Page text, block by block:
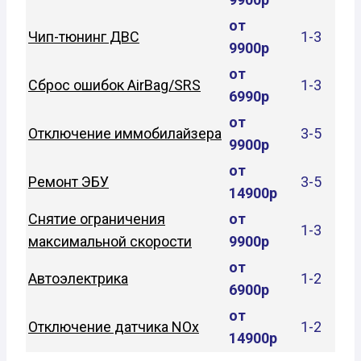
Чип-тюнинг ДВС
от
9900р
1-3
Сброс ошибок AirBag/SRS
от
6990р
1-3
Отключение иммобилайзера
от
9900р
3-5
Ремонт ЭБУ
от
14900р
3-5
Снятие ограничения
максимальной скорости
от
9900р
1-3
Автоэлектрика
от
6900р
1-2
Отключение датчика NOx
от
14900р
1-2